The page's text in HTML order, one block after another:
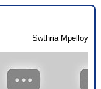
Swthria Mpelloy